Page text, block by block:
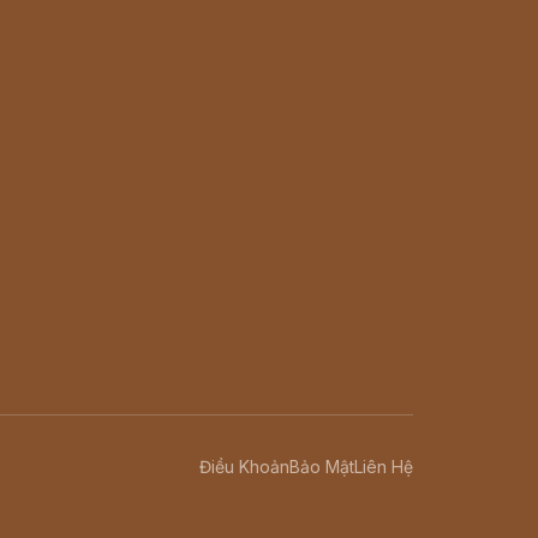
Điều KhoảnBảo MậtLiên Hệ